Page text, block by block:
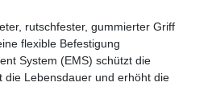
rutschfester, gummierter Griff
flexible Befestigung
System (EMS) schützt die
die Lebensdauer und erhöht die